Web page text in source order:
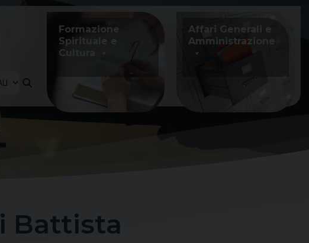
Formazione
Spirituale e
Cultura
Affari Generali e
Amministrazione
Battista